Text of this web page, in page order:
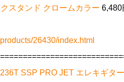
スタンド クロームカラー 6,480
26430/index.html
SSP PRO JET エレキギター